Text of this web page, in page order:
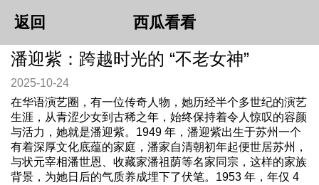
返回 西瓜看看
潘迎紫：跨越时光的 “不老女神”
2025-10-24
在华语演艺圈，有一位传奇人物，她历经半个多世纪的演艺
生涯，从青涩少女到古稀之年，始终保持着令人惊叹的容颜
与活力，她就是潘迎紫。1949 年，潘迎紫出生于苏州一个
有着深厚文化底蕴的家庭，潘家自清朝初年起便世居苏州，
与状元宰相潘世恩、收藏家潘祖荫等名家同宗，这样的家族
背景，为她日后的气质养成埋下了伏笔。1953 年，年仅 4